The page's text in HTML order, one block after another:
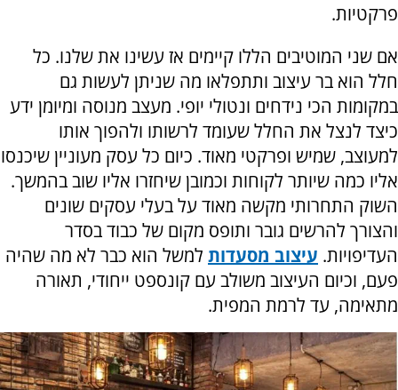
פרקטיות.
אם שני המוטיבים הללו קיימים אז עשינו את שלנו. כל
חלל הוא בר עיצוב ותתפלאו מה שניתן לעשות גם
במקומות הכי נידחים ונטולי יופי. מעצב מנוסה ומיומן ידע
כיצד לנצל את החלל שעומד לרשותו ולהפוך אותו
למעוצב, שמיש ופרקטי מאוד. כיום כל עסק מעוניין שיכנסו
אליו כמה שיותר לקוחות וכמובן שיחזרו אליו שוב בהמשך.
השוק התחרותי מקשה מאוד על בעלי עסקים שונים
והצורך להרשים גובר ותופס מקום של כבוד בסדר
העדיפויות. עיצוב מסעדות למשל הוא כבר לא מה שהיה
פעם, וכיום העיצוב משולב עם קונספט ייחודי, תאורה
מתאימה, עד לרמת המפית.